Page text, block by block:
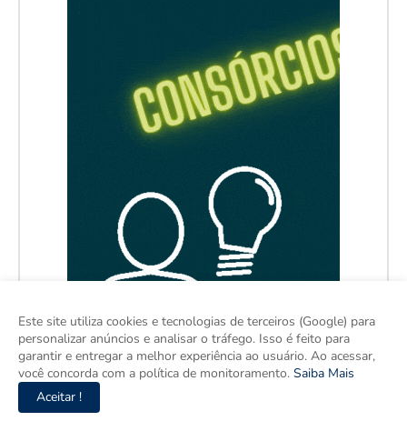
Este site utiliza cookies e tecnologias de terceiros (Google) para
personalizar anúncios e analisar o tráfego. Isso é feito para
garantir e entregar a melhor experiência ao usuário. Ao acessar,
você concorda com a política de monitoramento. Saiba Mais
Aceitar !